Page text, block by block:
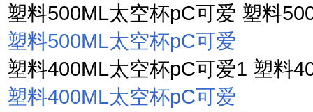
塑料500ML太空杯pC可爱 塑料
塑料500ML太空杯pC可爱
塑料400ML太空杯pC可爱1 塑料
塑料400ML太空杯pC可爱